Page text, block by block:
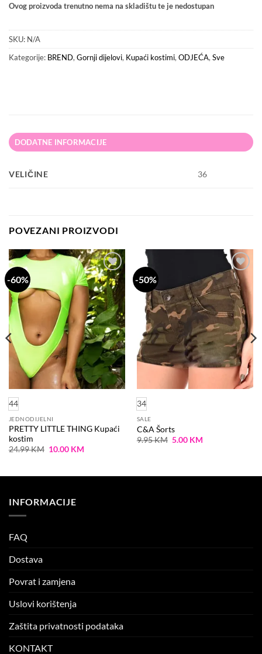
Ovog proizvoda trenutno nema na skladištu te je nedostupan
SKU: N/A
Kategorije: BREND,Gornji dijelovi, Kupaći kostimi,ODJEĆA,Sve
DODATNE INFORMACIJE
VELIČINE 36
POVEZANI PROIZVODI
-60%
Dodaj
na
listu
želja
44
JEDNODIJELNI
PRETTY LITTLE THING Kupaći
kostim
24.99KM Original
10.00 KMCurrent
-50%
Dodaj
na
listu
želja
34
SALE
C&A Šorts
9.95KM Original
5.00 KMCurrent
INFORMACIJE
FAQ
Dostava
Povrat i zamjena
Uslovi korištenja
Zaštita privatnosti podataka
KONTAKT